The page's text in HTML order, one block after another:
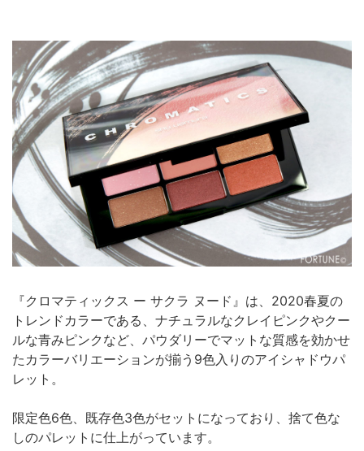
『クロマティックス ー サクラ ヌード』は、2020春夏の
トレンドカラーである、ナチュラルなクレイピンクやクー
ルな青みピンクなど、パウダリーでマットな質感を効かせ
たカラーバリエーションが揃う9色入りのアイシャドウパ
レット。
限定色6色、既存色3色がセットになっており、捨て色な
しのパレットに仕上がっています。